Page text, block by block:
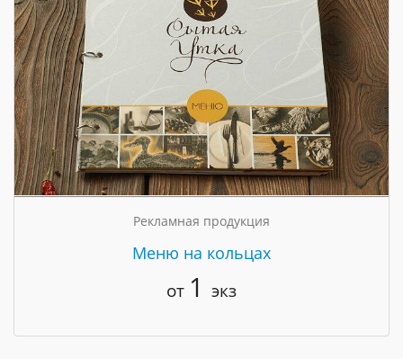
Рекламная продукция
Меню на кольцах
от 1 экз